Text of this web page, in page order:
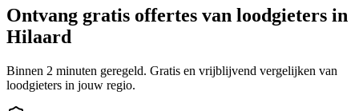
Ontvang gratis offertes van loodgieters in
Hilaard
Binnen 2 minuten geregeld. Gratis en vrijblijvend vergelijken van
loodgieters in jouw regio.